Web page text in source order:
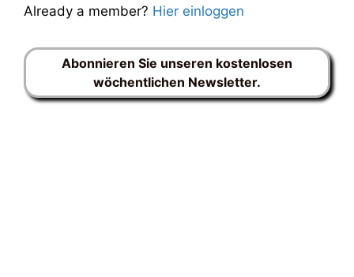
Already a member? Hier einloggen
Abonnieren Sie unseren kostenlosen
wöchentlichen Newsletter.